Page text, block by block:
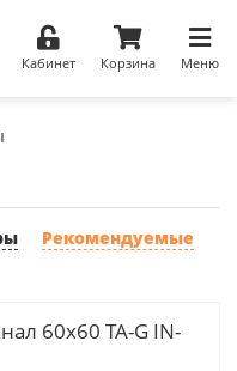
Кабинет Корзина Меню
Рекомендуемые
60х60 TA-G IN-